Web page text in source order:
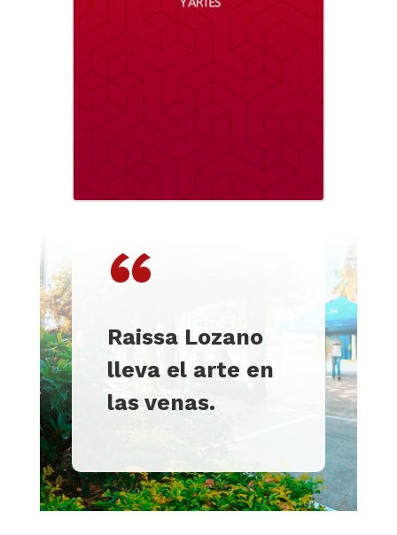
“
Raissa Lozano
lleva el arte en
las venas.